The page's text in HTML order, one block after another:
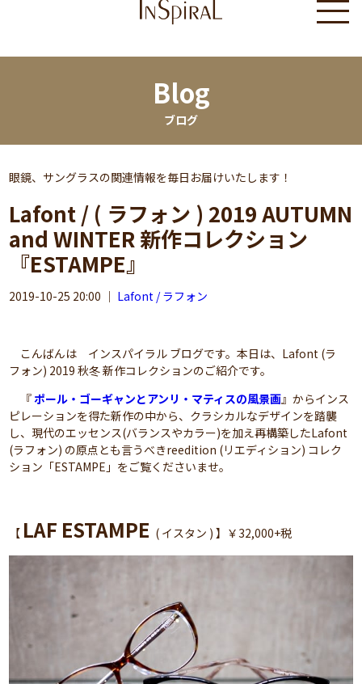
Blog
ブログ
眼鏡、サングラスの関連情報を毎日お届けいたします！
Lafont / ( ラフォン ) 2019 AUTUMN
and WINTER 新作コレクション
『ESTAMPE』
2019-10-25 20:00 ｜ Lafont / ラフォン
こんばんは インスパイラル ブログです。本日は、Lafont (ラ
フォン) 2019 秋冬 新作コレクションのご紹介です。
『ポール・ゴーギャンとアンリ・マティスの風景画』からインス
ピレーションを得た新作の中から、クラシカルなデザインを踏襲
し、現代のエッセンス(バランスやカラー)を加え再構築したLafont
(ラフォン) の原点とも言うべきreedition (リエディション) コレク
ション「ESTAMPE」をご覧くださいませ。
【 LAF ESTAMPE ( イスタン ) 】￥32,000+税